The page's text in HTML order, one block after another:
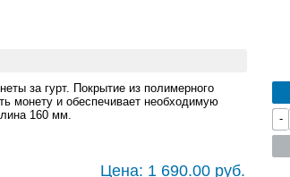
за гурт. Покрытие из полимерного
монету и обеспечивает необходимую
160 мм.
Цена: 1 690.00 руб.
-